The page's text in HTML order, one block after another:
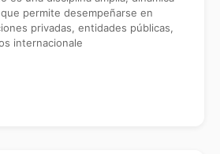
permite desempeñarse en
privadas, entidades públicas,
internacionale